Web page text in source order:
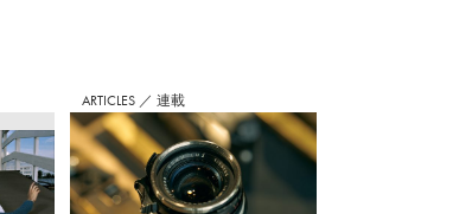
ARTICLES ／ 連載